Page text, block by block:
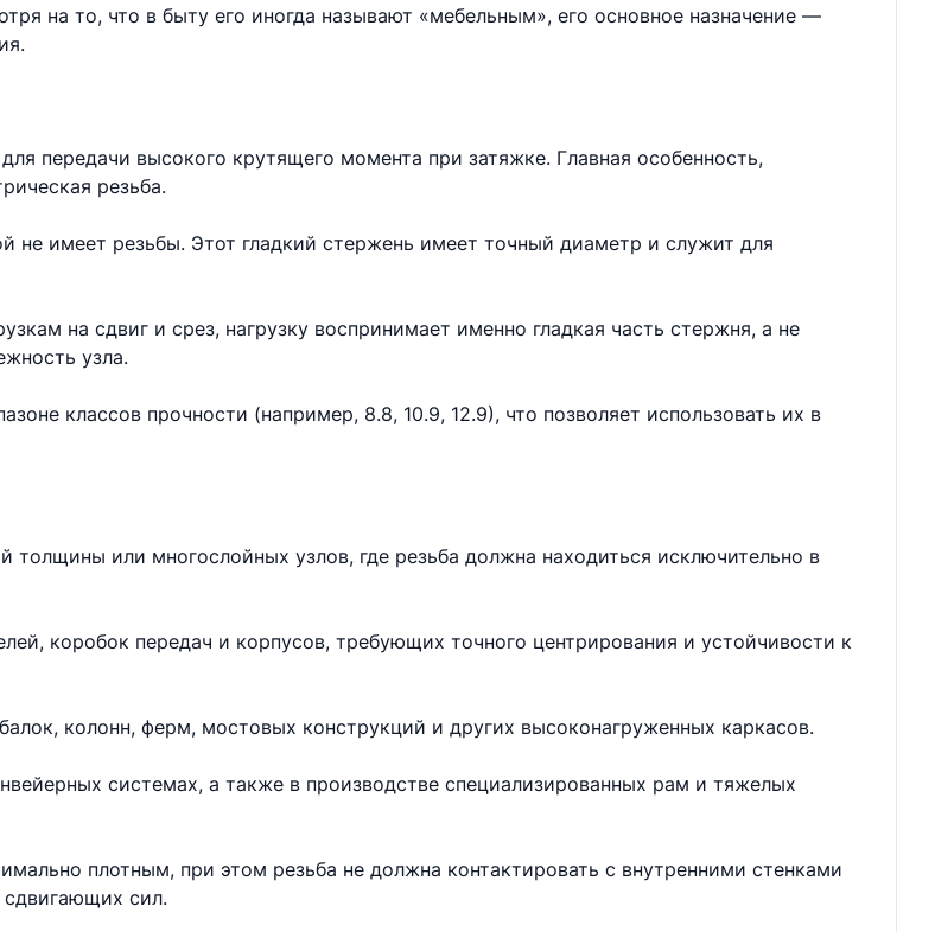
на то, что в быту его иногда называют «мебельным», его основное назначение —
передачи высокого крутящего момента при затяжке. Главная особенность,
резьба.
не имеет резьбы. Этот гладкий стержень имеет точный диаметр и служит для
на сдвиг и срез, нагрузку воспринимает именно гладкая часть стержня, а не
узла.
классов прочности (например, 8.8, 10.9, 12.9), что позволяет использовать их в
толщины или многослойных узлов, где резьба должна находиться исключительно в
коробок передач и корпусов, требующих точного центрирования и устойчивости к
колонн, ферм, мостовых конструкций и других высоконагруженных каркасов.
системах, а также в производстве специализированных рам и тяжелых
плотным, при этом резьба не должна контактировать с внутренними стенками
сдвигающих сил.